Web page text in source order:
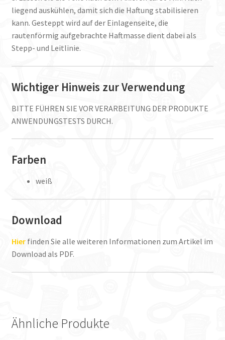
liegend auskühlen, damit sich die Haftung stabilisieren
kann. Gesteppt wird auf der Einlagenseite, die
rautenförmig aufgebrachte Haftmasse dient dabei als
Stepp- und Leitlinie.
Wichtiger Hinweis zur Verwendung
BITTE FÜHREN SIE VOR VERARBEITUNG DER PRODUKTE
ANWENDUNGSTESTS DURCH.
Farben
weiß
Download
Hier finden Sie alle weiteren Informationen zum Artikel im
Download als PDF.
Ähnliche Produkte